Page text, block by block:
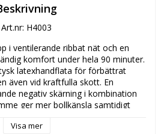
Art.nr: H4003
i ventilerande ribbat nät och en
komfort under hela 90 minuter.
latexhandflata för förbättrat
även vid kraftfulla skott. En
negativ skärning i kombination
ger mer bollkänsla samtidigt
som håller dem på plats och ger
Visa mer